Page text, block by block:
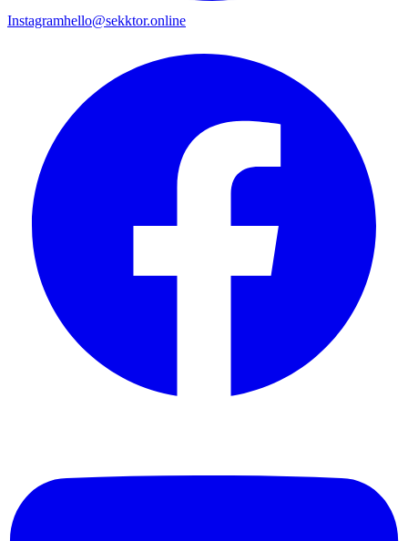
Instagramhello@sekktor.online